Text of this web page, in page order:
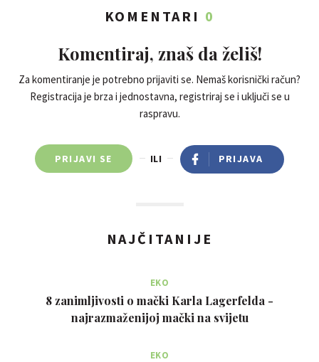
KOMENTARI 0
Komentiraj, znaš da želiš!
Za komentiranje je potrebno prijaviti se. Nemaš korisnički račun?
Registracija je brza i jednostavna, registriraj se i uključi se u
raspravu.
PRIJAVI SE ILI PRIJAVA
NAJČITANIJE
EKO
8 zanimljivosti o mački Karla Lagerfelda -
najrazmaženijoj mački na svijetu
EKO